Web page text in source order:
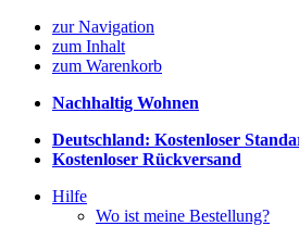
zur Navigation
zum Inhalt
zum Warenkorb
Nachhaltig Wohnen
Deutschland: Kostenloser
Kostenloser Rückversand
Hilfe
Wo ist meine Bestellung?